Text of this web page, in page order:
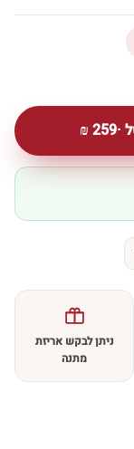
·
259
₪
ניתן לבקש אריזת
מתנה